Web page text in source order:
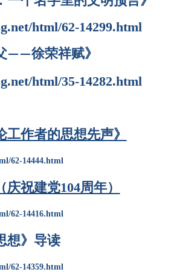
html/62-14299.html
——徐荣祥赋》
html/35-14282.html
工作者的思想先声》
62-14444.html
祝建党104周年）
62-14416.html
想》导读
62-14359.html